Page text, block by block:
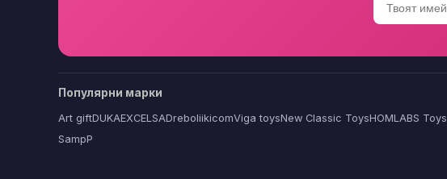
Популярни марки
Art giftDUKAEXCELSADreboliikicomViga toysNew Classic ToysHOMLABS Toys
SampP